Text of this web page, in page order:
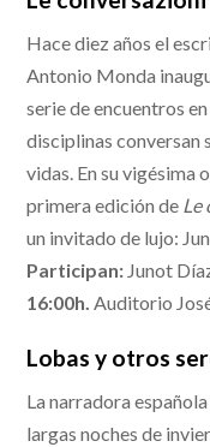
Hace diez años el
Antonio Monda
serie de encuentros
disciplinas conversan
vidas. En su vigésima
primera edición de Le
un invitado de lujo:
Participan: Junot
16:00h.Auditorio
Lobas y otros
La narradora
largas noches de